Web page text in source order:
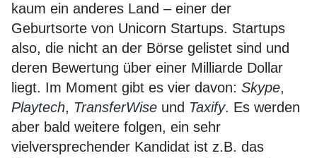
kaum ein anderes Land – einer der
Geburtsorte von Unicorn Startups. Startups
also, die nicht an der Börse gelistet sind und
deren Bewertung über einer Milliarde Dollar
liegt. Im Moment gibt es vier davon: Skype,
Playtech, TransferWise und Taxify. Es werden
aber bald weitere folgen, ein sehr
vielversprechender Kandidat ist z.B. das